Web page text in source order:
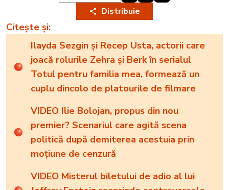
Distribuie
Citește și:
Ilayda Sezgin și Recep Usta, actorii care
joacă rolurile Zehra și Berk în serialul
Totul pentru familia mea, formează un
cuplu dincolo de platourile de filmare
VIDEO Ilie Bolojan, propus din nou
premier? Scenariul care agită scena
politică după demiterea acestuia prin
moțiune de cenzură
VIDEO Misterul biletului de adio al lui